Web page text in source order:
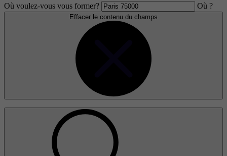
Où voulez-vous vous former? Où ?
Effacer le contenu du champs